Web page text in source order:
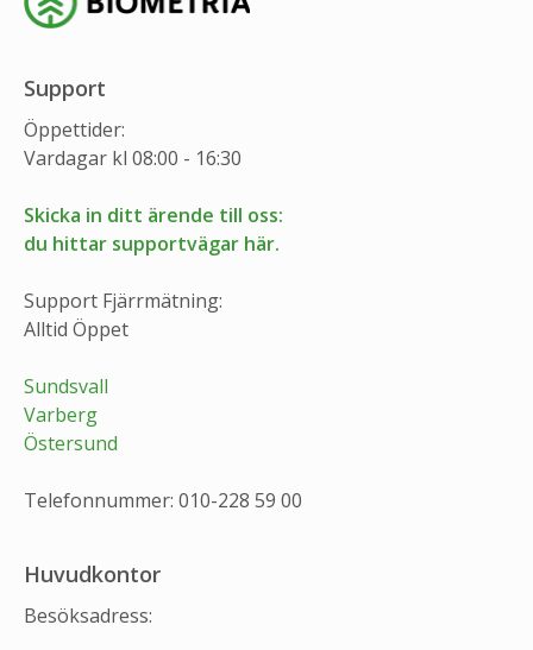
Support
Öppettider:
Vardagar kl 08:00 - 16:30
Skicka in ditt ärende till oss:
du hittar supportvägar här.
Support Fjärrmätning:
Alltid Öppet
Sundsvall
Varberg
Östersund
Telefonnummer: 010-228 59 00
Huvudkontor
Besöksadress: